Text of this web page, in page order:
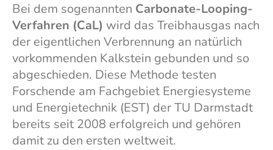
Bei dem sogenannten Carbonate-Looping-
Verfahren (CaL) wird das Treibhausgas nach
der eigentlichen Verbrennung an natürlich
vorkommenden Kalkstein gebunden und so
abgeschieden. Diese Methode testen
Forschende am Fachgebiet Energiesysteme
und Energietechnik (EST) der TU Darmstadt
bereits seit 2008 erfolgreich und gehören
damit zu den ersten weltweit.